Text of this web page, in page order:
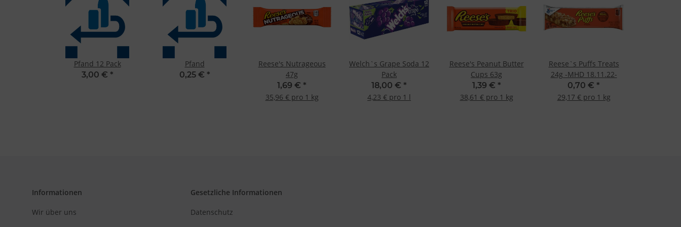
Pfand 12 Pack
3,00 € *
Pfand
0,25 € *
Reese's Nutrageous
47g
1,69 € *
35,96 € pro 1 kg
Welch`s Grape Soda 12
Pack
18,00 € *
4,23 € pro 1 l
Reese's Peanut Butter
Cups 63g
1,39 € *
38,61 € pro 1 kg
Reese`s Puffs Treats
24g -MHD 18.11.22-
0,70 € *
29,17 € pro 1 kg
Informationen
Wir über uns
Gesetzliche Informationen
Datenschutz
Analyse von Zielgruppen durch Statistiken oder Kombinationen von Daten aus verschiedenen Quellen
Entwicklung und Verbesserung der Angebote
Verwendung reduzierter Daten zur Auswahl von Inhalten
Besondere Features:
Endgeräteeigenschaften zur Identifikation aktiv abfragen